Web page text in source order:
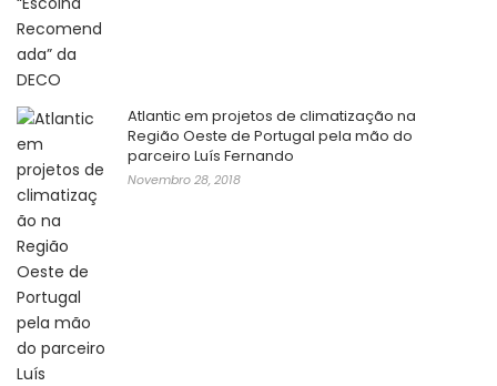
Atlantic em projetos de climatização na
Região Oeste de Portugal pela mão do
parceiro Luís Fernando
Novembro 28, 2018